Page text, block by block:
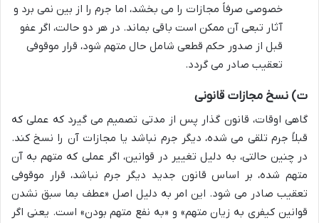
خصوصی صرفاً مجازات را می بخشد، اما جرم را از بین نمی برد و
آثار تبعی آن ممکن است باقی بماند. در هر دو حالت، اگر عفو
قبل از صدور حکم قطعی شامل حال متهم شود، قرار موقوفی
تعقیب صادر می گردد.
ت) نسخ مجازات قانونی
گاهی اوقات، قانون گذار پس از مدتی تصمیم می گیرد که عملی که
قبلاً جرم تلقی می شده، دیگر جرم نباشد یا مجازات آن را نسخ کند.
در چنین حالتی، به دلیل تغییر در قوانین، اگر عملی که متهم به آن
متهم شده، بر اساس قانون جدید دیگر جرم نباشد، قرار موقوفی
تعقیب صادر می شود. این امر به دلیل اصل «عطف بما سبق نشدن
قوانین کیفری به زیان متهم» و «به نفع متهم بودن» است. یعنی اگر